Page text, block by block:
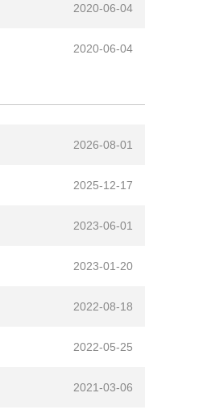
2020-06-04
2020-06-04
2026-08-01
2025-12-17
2023-06-01
2023-01-20
2022-08-18
2022-05-25
2021-03-06